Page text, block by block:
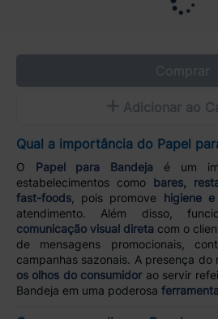
Comprar
Adicionar ao
Qual a importância do Papel
O Papel para Bandeja é um
estabelecimentos como bares,
fast-foods, pois promove higiene
atendimento. Além disso,
comunicação visual diretacom o
de mensagens promocionais,
campanhas sazonais. A presença do
os olhos do consumidorao servir
Bandeja em uma poderosa